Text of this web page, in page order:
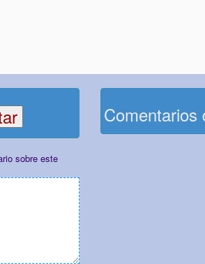
sobre este
Comentarios